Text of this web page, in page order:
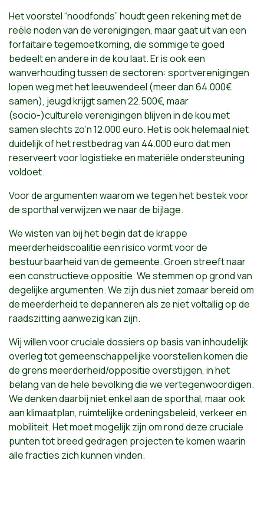
Het voorstel “noodfonds” houdt geen rekening met de
reële noden van de verenigingen, maar gaat uit van een
forfaitaire tegemoetkoming, die sommige te goed
bedeelt en andere in de kou laat. Er is ook een
wanverhouding tussen de sectoren: sportverenigingen
lopen weg met het leeuwendeel (meer dan 64.000€
samen), jeugd krijgt samen 22.500€, maar
(socio-)culturele verenigingen blijven in de kou met
samen slechts zo’n 12.000 euro. Het is ook helemaal niet
duidelijk of het restbedrag van 44.000 euro dat men
reserveert voor logistieke en materiële ondersteuning
voldoet.
Voor de argumenten waarom we tegen het bestek voor
de sporthal verwijzen we naar de bijlage.
We wisten van bij het begin dat de krappe
meerderheidscoalitie een risico vormt voor de
bestuurbaarheid van de gemeente. Groen streeft naar
een constructieve oppositie. We stemmen op grond van
degelijke argumenten. We zijn dus niet zomaar bereid om
de meerderheid te depanneren als ze niet voltallig op de
raadszitting aanwezig kan zijn.
Wij willen voor cruciale dossiers op basis van inhoudelijk
overleg tot gemeenschappelijke voorstellen komen die
de grens meerderheid/oppositie overstijgen, in het
belang van de hele bevolking die we vertegenwoordigen.
We denken daarbij niet enkel aan de sporthal, maar ook
aan klimaatplan, ruimtelijke ordeningsbeleid, verkeer en
mobiliteit. Het moet mogelijk zijn om rond deze cruciale
punten tot breed gedragen projecten te komen waarin
alle fracties zich kunnen vinden.